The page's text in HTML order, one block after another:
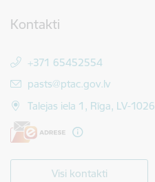
Kontakti
+371 65452554
E-pasts:
pasts@ptac.gov.lv
Talejas iela 1, Rīga, LV-1026
Visi kontakti